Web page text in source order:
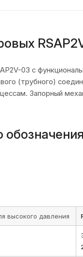
03 с
(трубного)
Запорный
обозначения
высокого давления